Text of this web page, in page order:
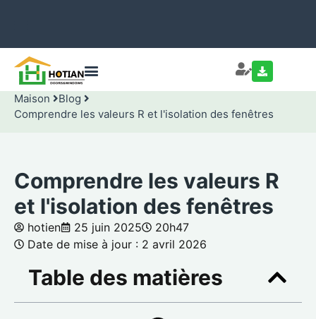
Maison
Blog
Comprendre les valeurs R et l'isolation des fenêtres
Comprendre les valeurs R
et l'isolation des fenêtres
hotien 25 juin 2025
20h47
Date de mise à jour : 2 avril 2026
Table des matières